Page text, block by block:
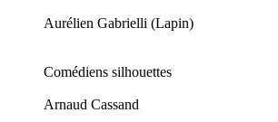
Aurélien Gabrielli (Lapin)
Comédiens silhouettes
Arnaud Cassand